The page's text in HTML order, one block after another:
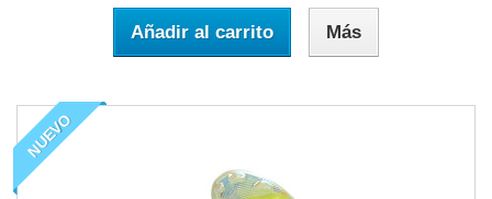
Añadir al carrito Más
NUEVO